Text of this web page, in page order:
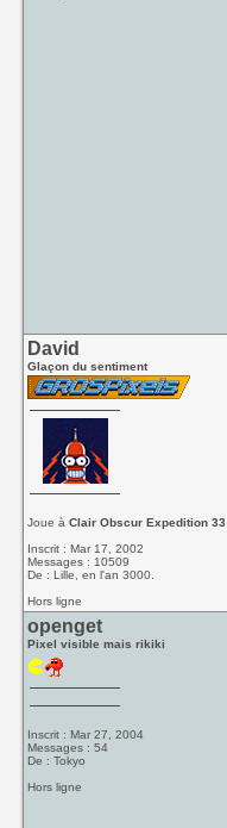
David
Glaçon du sentiment
Joue àClair Obscur Expedition 33
Inscrit : Mar 17, 2002
Messages : 10509
De : Lille, en l'an 3000.
Hors ligne
openget
Pixel visible mais rikiki
Inscrit : Mar 27, 2004
Messages : 54
De : Tokyo
Hors ligne